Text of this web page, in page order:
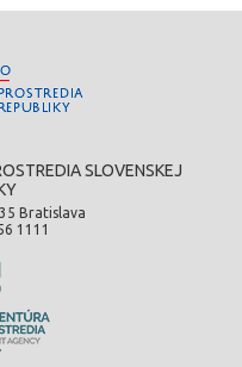
SLOVENSKEJ
Bratislava
1111